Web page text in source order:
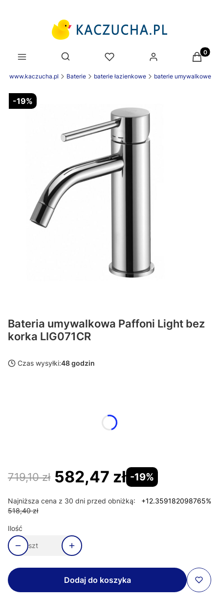
Otwórz wyszukiwarkę
www.kaczucha.pl Baterie baterie łazienkowe baterie umywalkowe
-19%
Bateria umywalkowa Paffoni Light bez
korka LIG071CR
Czas wysyłki:48 godzin
719,10 zł 582,47 zł -19%
Najniższa cena z 30 dni przed obniżką:
518,40 zł
+12.359182098765%
Ilość
szt
Dodaj do koszyka